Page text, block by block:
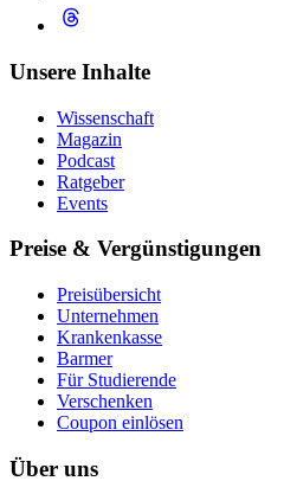
Unsere Inhalte
Wissenschaft
Magazin
Podcast
Ratgeber
Events
Preise & Vergünstigungen
Preisübersicht
Unternehmen
Krankenkasse
Barmer
Für Studierende
Ver­schen­ken
Coupon einlösen
Über uns